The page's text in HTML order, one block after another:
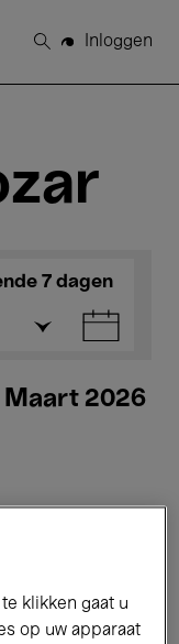
Zoeken
Inloggen
7 dagen
Maart 2026
klikken gaat u
op uw apparaat